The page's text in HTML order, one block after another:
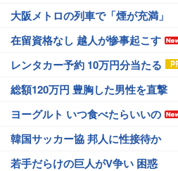
大阪メトロの列車で「煙が充満」
在留資格なし 越人が惨事起こす
レンタカー予約 10万円分当たる
総額120万円 豊胸した男性を直撃
ヨーグルト いつ食べたらいいの
韓国サッカー協 邦人に性接待か
若手だらけの巨人がV争い 困惑